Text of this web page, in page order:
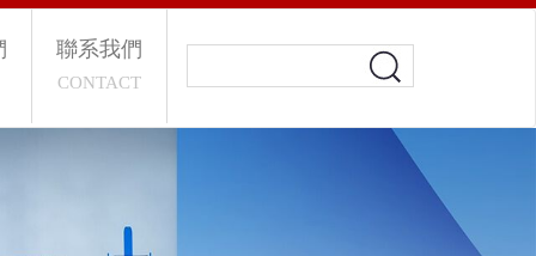
聯系我們
CONTACT